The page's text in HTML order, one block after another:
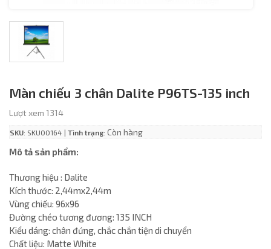
Màn chiếu 3 chân Dalite P96TS-135 inch
Lượt xem 1314
SKU: SKU00164 | Tình trạng: Còn hàng
Mô tả sản phẩm:
Thương hiệu : Dalite
Kích thước: 2,44mx2,44m
Vùng chiếu: 96x96
Đường chéo tương đương: 135 INCH
Kiểu dáng: chân đứng, chắc chắn tiện di chuyển
Chất liệu: Matte White